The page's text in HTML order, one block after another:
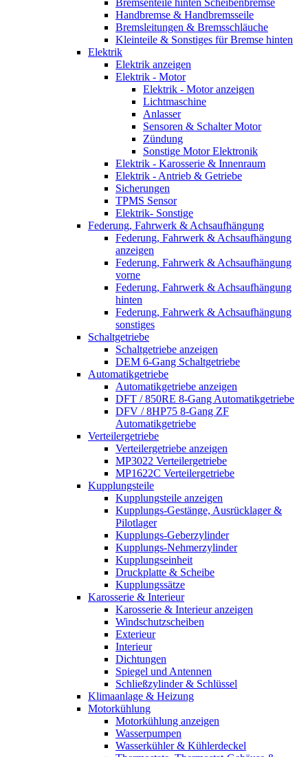
Handbremse & Handbremsseile
Bremsleitungen & Bremsschläuche
Kleinteile & Sonstiges für Bremse hinten
Elektrik
Elektrik anzeigen
Elektrik - Motor
Elektrik - Motor anzeigen
Lichtmaschine
Anlasser
Sensoren & Schalter Motor
Zündung
Sonstige Motor Elektronik
Elektrik - Karosserie & Innenraum
Elektrik - Antrieb & Getriebe
Sicherungen
TPMS Sensor
Elektrik- Sonstige
Federung, Fahrwerk & Achsaufhängung
Federung, Fahrwerk & Achsaufhängung
anzeigen
Federung, Fahrwerk & Achsaufhängung
vorne
Federung, Fahrwerk & Achsaufhängung
hinten
Federung, Fahrwerk & Achsaufhängung
sonstiges
Schaltgetriebe
Schaltgetriebe anzeigen
DEM 6-Gang Schaltgetriebe
Automatikgetriebe
Automatikgetriebe anzeigen
DFT / 850RE 8-Gang Automatikgetriebe
DFV / 8HP75 8-Gang ZF
Automatikgetriebe
Verteilergetriebe
Verteilergetriebe anzeigen
MP3022 Verteilergetriebe
MP1622C Verteilergetriebe
Kupplungsteile
Kupplungsteile anzeigen
Kupplungs-Gestänge, Ausrücklager &
Pilotlager
Kupplungs-Geberzylinder
Kupplungs-Nehmerzylinder
Kupplungseinheit
Druckplatte & Scheibe
Kupplungssätze
Karosserie & Interieur
Karosserie & Interieur anzeigen
Windschutzscheiben
Exterieur
Interieur
Dichtungen
Spiegel und Antennen
Schließzylinder & Schlüssel
Klimaanlage & Heizung
Motorkühlung
Motorkühlung anzeigen
Wasserpumpen
Wasserkühler & Kühlerdeckel